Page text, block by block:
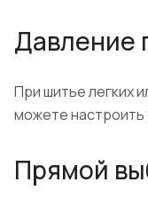
Давление
При шитье легких
можете
Прямой